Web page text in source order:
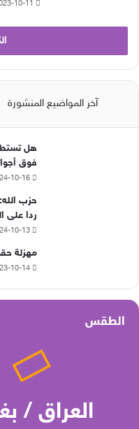
10-11
آخر المواضيع المنشورة
هل
فوق
10-16
حزب
ردا على
10-13
مهزلة
10-14
الطقس
العراق /